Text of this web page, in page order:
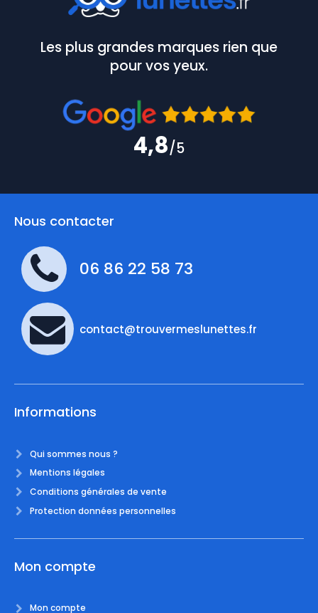
Les plus grandes marques rien que
pour vos yeux.
4,8/5
Nous contacter
06 86 22 58 73
contact@trouvermeslunettes.fr
Informations
Qui sommes nous ?
Mentions légales
Conditions générales de vente
Protection données personnelles
Mon compte
Mon compte